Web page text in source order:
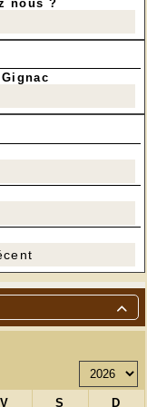

nous ?